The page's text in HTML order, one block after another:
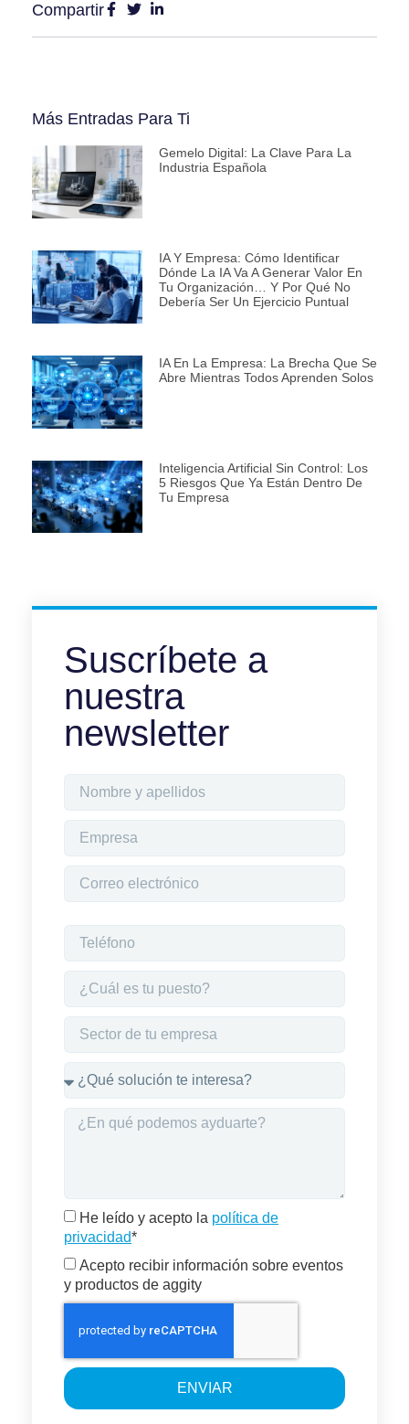
Compartir
Más Entradas Para Ti
Gemelo Digital: La Clave Para La
Industria Española
IA Y Empresa: Cómo Identificar
Dónde La IA Va A Generar Valor En
Tu Organización… Y Por Qué No
Debería Ser Un Ejercicio Puntual
IA En La Empresa: La Brecha Que Se
Abre Mientras Todos Aprenden Solos
Inteligencia Artificial Sin Control: Los
5 Riesgos Que Ya Están Dentro De
Tu Empresa
Suscríbete a
nuestra
newsletter
He leído y acepto la política de
privacidad*
Acepto recibir información sobre eventos
y productos de aggity
ENVIAR